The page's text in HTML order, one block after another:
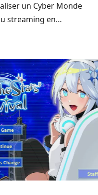
un Cyber Monde
streaming en
grâce à des mises
de nouveaux
la narration.
personnages
de travail de Syr
nouveau fan
à un monde sans
vous la clé pour aider
les étoiles ?
et commencez